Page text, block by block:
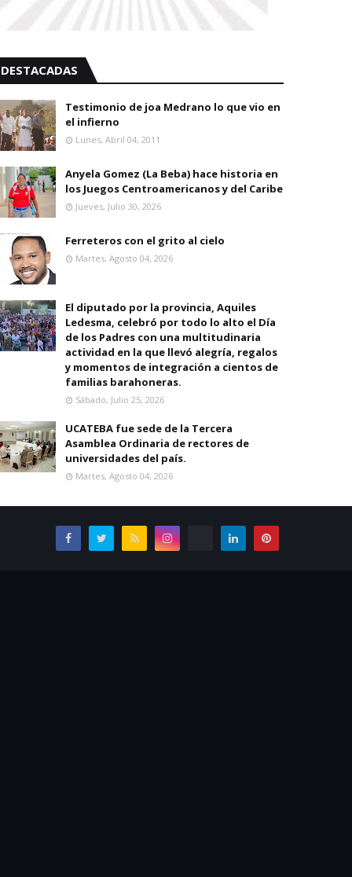
DESTACADAS
Testimonio de joa Medrano lo que vio en
el infierno
Lunes, Abril 04, 2011
Anyela Gomez (La Beba) hace historia en
los Juegos Centroamericanos y del Caribe
Jueves, Julio 30, 2026
Ferreteros con el grito al cielo
Martes, Agosto 04, 2026
El diputado por la provincia, Aquiles
Ledesma, celebró por todo lo alto el Día
de los Padres con una multitudinaria
actividad en la que llevó alegría, regalos
y momentos de integración a cientos de
familias barahoneras.
Sábado, Julio 25, 2026
UCATEBA fue sede de la Tercera
Asamblea Ordinaria de rectores de
universidades del país.
Martes, Agosto 04, 2026